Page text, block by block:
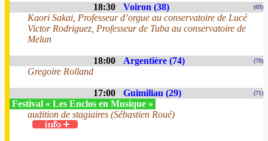
18:30 Voiron (38) (69)
Kaori Sakai, Professeur d’orgue au conservatoire de Lucé
Victor Rodriguez, Professeur de Tuba au conservatoire de
Melun
18:00 Argentière (74) (70)
Gregoire Rolland
17:00 Guimiliau (29) (71)
Festival « Les Enclos en Musique »
audition de stagiaires (Sébastien Roué)